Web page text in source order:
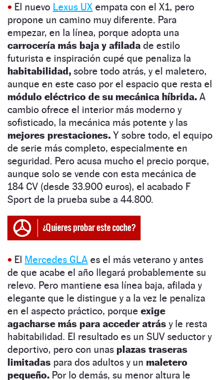
• El nuevo Lexus UX empata con el X1, pero
propone un camino muy diferente. Para
empezar, en la línea, porque adopta una
carrocería más baja y afilada de estilo
futurista e inspiración cupé que penaliza la
habitabilidad, sobre todo atrás, y el maletero,
aunque en este caso por el espacio que resta el
módulo eléctrico de su mecánica híbrida. A
cambio ofrece el interior más moderno y
sofisticado, la mecánica más potente y las
mejores prestaciones. Y sobre todo, el equipo
de serie más completo, especialmente en
seguridad. Pero acusa mucho el precio porque,
aunque solo se vende con esta mecánica de
184 CV (desde 33.900 euros), el acabado F
Sport de la prueba sube a 44.800.
• El Mercedes GLA es el más veterano y antes
de que acabe el año llegará probablemente su
relevo. Pero mantiene esa línea baja, afilada y
elegante que le distingue y a la vez le penaliza
en el aspecto práctico, porque exige
agacharse más para acceder atrás y le resta
habitabilidad. El resultado es un SUV seductor y
deportivo, pero con unas plazas traseras
limitadas para dos adultos y un maletero
pequeño. Por lo demás, su menor altura le